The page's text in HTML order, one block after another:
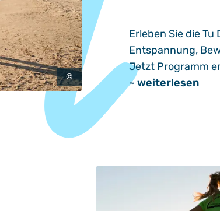
©
Erleben Sie die
Entspannung,
Jetzt Programm
~weiterlesen